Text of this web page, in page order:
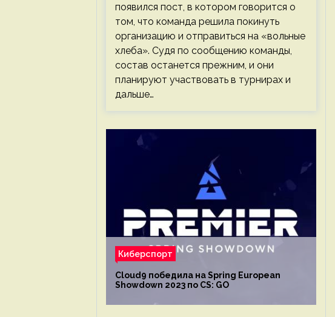
появился пост, в котором говорится о
том, что команда решила покинуть
организацию и отправиться на «вольные
хлеба». Судя по сообщению команды,
состав останется прежним, и они
планируют участвовать в турнирах и
дальше…
Киберспорт
Cloud9 победила на Spring European
Showdown 2023 по CS: GO